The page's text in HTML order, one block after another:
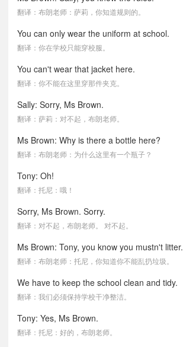
翻译：布朗老师：萨莉，你知道规则的。
You can only wear the uniform at school.
翻译：你在学校只能穿校服。
You can't wear that jacket here.
翻译：你不能在这里穿那件夹克。
Sally: Sorry, Ms Brown.
翻译：萨莉：对不起，布朗老师。
Ms Brown: Why is there a bottle here?
翻译：布朗老师：为什么这里有一个瓶子？
Tony: Oh!
翻译：托尼：哦！
Sorry, Ms Brown. Sorry.
翻译：对不起，布朗老师。 对不起。
Ms Brown: Tony, you know you mustn't litter.
翻译：布朗老师：托尼，你知道你不能乱扔垃圾。
We have to keep the school clean and tidy.
翻译：我们必须保持学校干净整洁。
Tony: Yes, Ms Brown.
翻译：托尼：好的，布朗老师。